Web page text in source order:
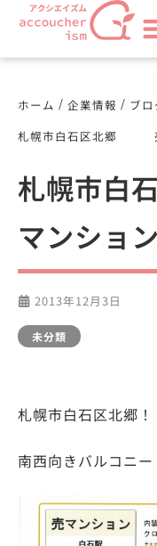
ホーム / 企業情報 / ブロ
札幌市白石区北郷
札幌市
マンション
2013年12月3日
未分類
札幌市白石区北
南西向きバルコニ